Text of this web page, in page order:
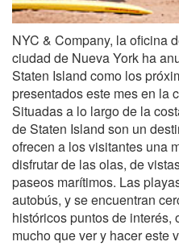
NYC & Company, la oficina
ciudad de Nueva York ha
Staten Island como los
presentados este mes en la
Situadas a lo largo de la
de Staten Island son un
ofrecen a los visitantes una
disfrutar de las olas, de
paseos marítimos. Las
autobús, y se encuentran
históricos puntos de
mucho que ver y hacer este